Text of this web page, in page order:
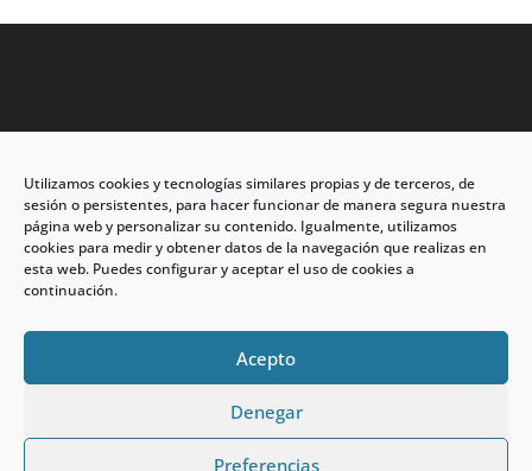
Utilizamos cookies y tecnologías similares propias y de terceros, de
sesión o persistentes, para hacer funcionar de manera segura nuestra
página web y personalizar su contenido. Igualmente, utilizamos
cookies para medir y obtener datos de la navegación que realizas en
esta web. Puedes configurar y aceptar el uso de cookies a
continuación.
Acepto
Denegar
Preferencias
Dirección: C/Eleuterio Quintanilla nº67 – Esq. Río de
Oro
CP: 33209, Gijón – Asturias
Teléfono: 985146502 – 647 72 54 95